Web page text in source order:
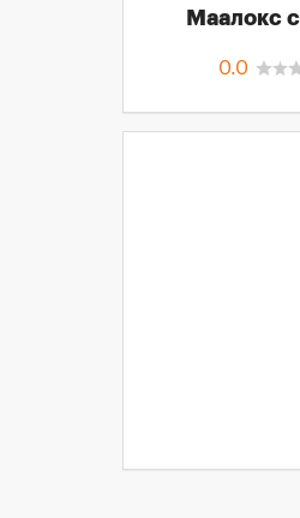
Маалокс
0.0